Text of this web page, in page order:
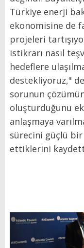
Türkiye enerji
ekonomisine de
projeleri
istikrarı nasıl
hedeflere
destekliyoruz,"
sorunun
oluşturduğunu
anlaşmaya
sürecini güçlü
ettiklerini